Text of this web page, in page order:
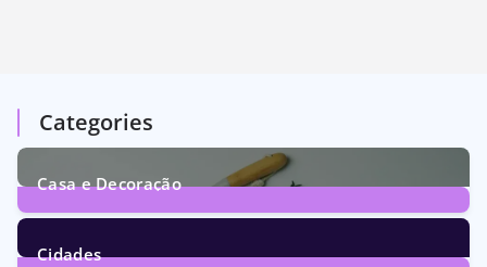
Categories
Casa e Decoração
1Post
Cidades